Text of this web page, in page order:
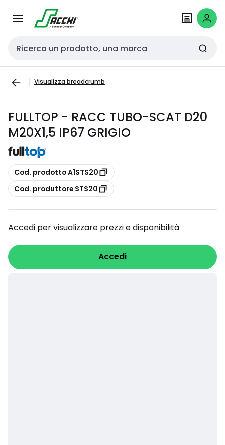
navigazionecontenuto
Cerca input
Visualizza breadcrumb
FULLTOP - RACC TUBO-SCAT D20
M20X1,5 IP67 GRIGIO
copia
Cod. prodotto A1STS20
copia
Cod. produttore STS20
Accedi per visualizzare prezzi e disponibilità
Accedi